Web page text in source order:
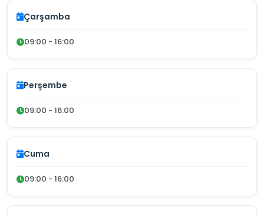
Çarşamba
09:00 - 16:00
Perşembe
09:00 - 16:00
Cuma
09:00 - 16:00